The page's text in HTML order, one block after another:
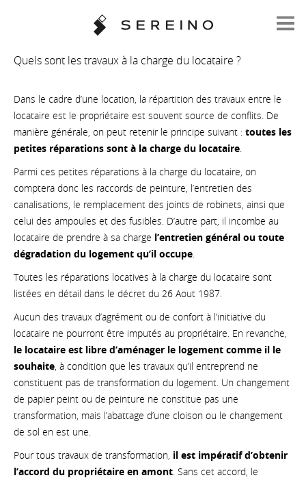
Quels sont les travaux à la charge du locataire ?
Dans le cadre d’une location, la répartition des travaux entre le
locataire est le propriétaire est souvent source de conflits. De
manière générale, on peut retenir le principe suivant : toutes les
petites réparations sont à la charge du locataire
Parmi ces petites réparations à la charge du locataire, on
comptera donc les raccords de peinture, l’entretien des
canalisations, le remplacement des joints de robinets, ainsi que
celui des ampoules et des fusibles. D’autre part, il incombe au
locataire de prendre à sa charge l’entretien général ou toute
dégradation du logement qu’il occupe
Toutes les réparations locatives à la charge du locataire sont
listées en détail dans le décret du 26 Aout 1987.
Aucun des travaux d’agrément ou de confort à l’initiative du
locataire ne pourront être imputés au propriétaire. En revanche,
le locataire est libre d’aménager le logement comme il le
souhaite , à condition que les travaux qu’il entreprend ne
constituent pas de transformation du logement. Un changement
de papier peint ou de peinture ne constitue pas une
transformation, mais l’abattage d’une cloison ou le changement
de sol en est une.
Pour tous travaux de transformation, il est impératif d’obtenir
l’accord du propriétaire en amont . Sans cet accord, le